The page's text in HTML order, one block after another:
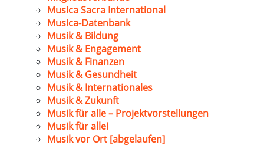
Musica Sacra International
Musica-Datenbank
Musik & Bildung
Musik & Engagement
Musik & Finanzen
Musik & Gesundheit
Musik & Internationales
Musik & Zukunft
Musik für alle – Projektvorstellungen
Musik für alle!
Musik vor Ort [abgelaufen]